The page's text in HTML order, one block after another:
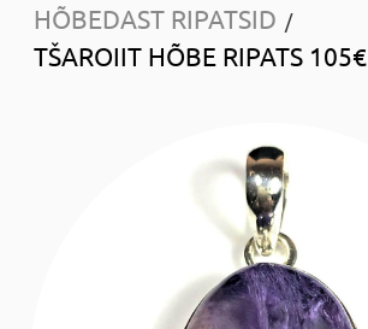
HÕBEDAST RIPATSID /
TŠAROIIT HÕBE RIPATS 105€